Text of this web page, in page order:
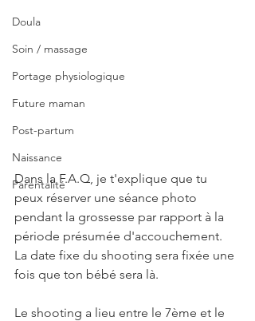
Doula
Soin / massage
Portage physiologique
Future maman
Post-partum
Naissance
Parentalité
Dans la F.A.Q, je t'explique que tu
peux réserver une séance photo
pendant la grossesse par rapport à la
période présumée d'accouchement.
La date fixe du shooting sera fixée une
fois que ton bébé sera là.
Le shooting a lieu entre le 7ème et le